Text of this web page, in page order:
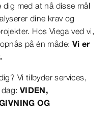
med at nå disse mål
dine krav og
Hos Viega ved vi,
på én måde: Vi er
Vi tilbyder services,
VIDEN,
OG